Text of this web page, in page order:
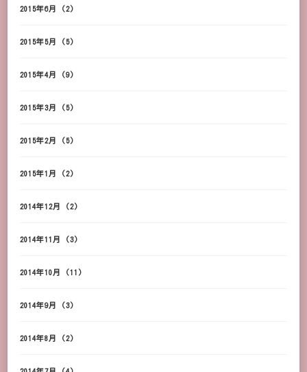
2015年6月 (2)
2015年5月 (5)
2015年4月 (9)
2015年3月 (5)
2015年2月 (5)
2015年1月 (2)
2014年12月 (2)
2014年11月 (3)
2014年10月 (11)
2014年9月 (3)
2014年8月 (2)